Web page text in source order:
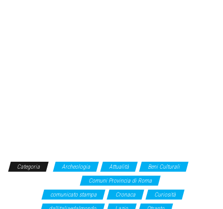
Categoria Archeologia Attualità
Beni Culturali
Comuni Provincia di Roma
comunicato stampa Cronaca
Curiosità